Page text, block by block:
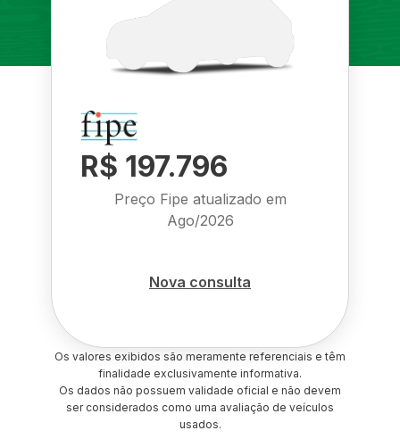
R$ 197.796
Preço Fipe atualizado em
Ago/2026
Nova consulta
Os valores exibidos são meramente referenciais e têm
finalidade exclusivamente informativa.
Os dados não possuem validade oficial e não devem
ser considerados como uma avaliação de veículos
usados.